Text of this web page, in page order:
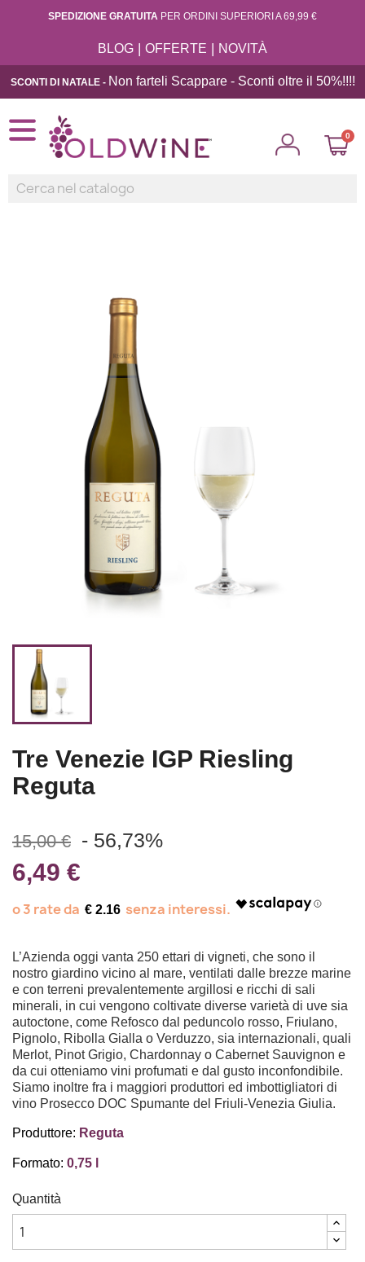
SPEDIZIONE GRATUITA PER ORDINI SUPERIORI A 69,99 €
BLOG | OFFERTE | NOVITÀ
SCONTI DI NATALE - Non farteli Scappare - Sconti oltre il 50%!!!!
Tre Venezie IGP Riesling
Reguta
15,00 € - 56,73%
6,49 €
€ 2.16
L’Azienda oggi vanta 250 ettari di vigneti, che sono il
nostro giardino vicino al mare, ventilati dalle brezze marine
e con terreni prevalentemente argillosi e ricchi di sali
minerali, in cui vengono coltivate diverse varietà di uve sia
autoctone, come Refosco dal peduncolo rosso, Friulano,
Pignolo, Ribolla Gialla o Verduzzo, sia internazionali, quali
Merlot, Pinot Grigio, Chardonnay o Cabernet Sauvignon e
da cui otteniamo vini profumati e dal gusto inconfondibile.
Siamo inoltre fra i maggiori produttori ed imbottigliatori di
vino Prosecco DOC Spumante del Friuli-Venezia Giulia.
Produttore: Reguta
Formato: 0,75 l
Quantità